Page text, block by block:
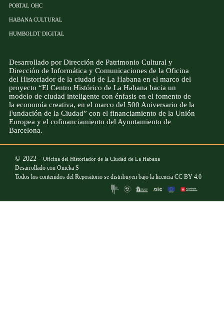
PORTAL OHC
HABANA CULTURAL
HUMBOLDT DIGITAL
Desarrollado por Dirección de Patrimonio Cultural y
Dirección de Informática y Comunicaciones de la Oficina
del Historiador de la ciudad de La Habana en el marco del
proyecto “El Centro Histórico de La Habana hacia un
modelo de ciudad inteligente con énfasis en el fomento de
la economía creativa, en el marco del 500 Aniversario de la
Fundación de la Ciudad” con el financiamiento de la Unión
Europea y el cofinanciamiento del Ayuntamiento de
Barcelona.
© 2022 - Oficina del Historiador de la Ciudad de La Habana
Desarrollado con Omeka S
Todos los contenidos del Repositorio se distribuyen bajo la licencia CC BY 4.0